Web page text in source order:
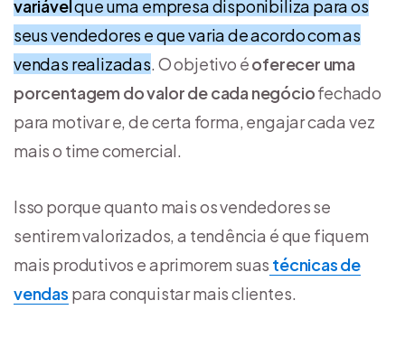
variávelque uma empresa disponibiliza para os
seus vendedores e que varia de acordo com as
vendas realizadas. O objetivo éoferecer uma
porcentagem do valor de cada negóciofechado
para motivar e, de certa forma, engajar cada vez
mais o time comercial.
Isso porque quanto mais os vendedores se
sentirem valorizados, a tendência é que fiquem
mais produtivos e aprimorem suas técnicas de
vendas para conquistar mais clientes.